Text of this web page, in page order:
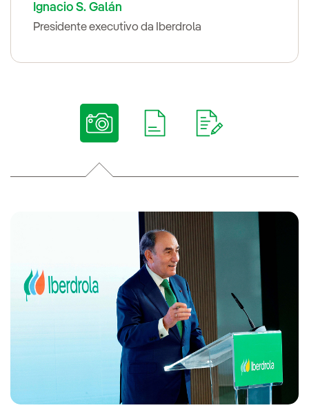
Ignacio S. Galán
Presidente executivo da Iberdrola